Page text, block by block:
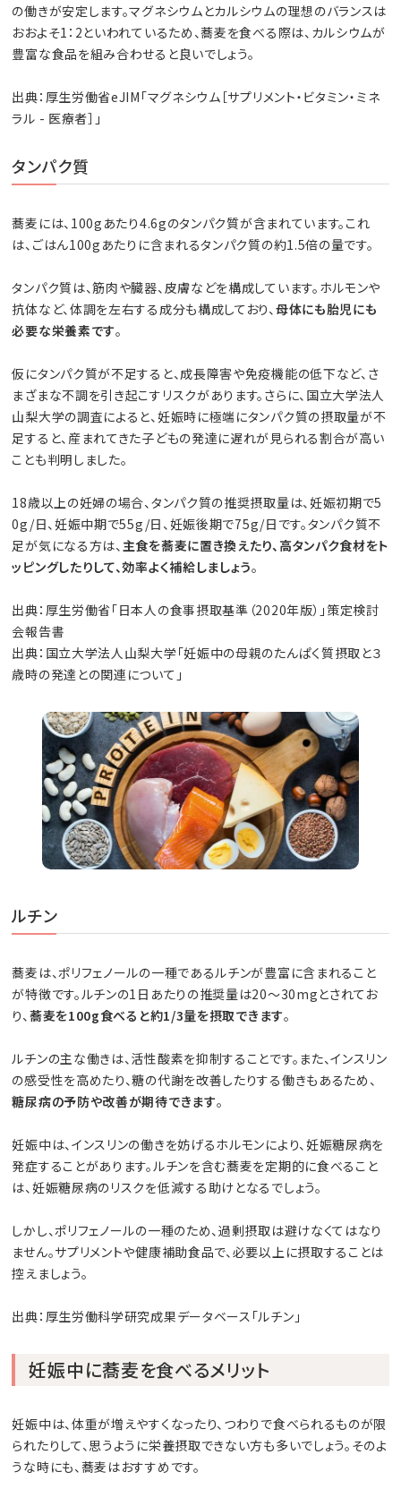
の働きが安定します。マグネシウムとカルシウムの理想のバランスは
おおよそ1：2といわれているため、蕎麦を食べる際は、カルシウムが
豊富な食品を組み合わせると良いでしょう。
出典：厚生労働省eJIM「マグネシウム［サプリメント・ビタミン・ミネ
ラル - 医療者］」
タンパク質
蕎麦には、100gあたり4.6gのタンパク質が含まれています。これ
は、ごはん100gあたりに含まれるタンパク質の約1.5倍の量です。
タンパク質は、筋肉や臓器、皮膚などを構成しています。ホルモンや
抗体など、体調を左右する成分も構成しており、 母体にも胎児にも
必要な栄養素です。
仮にタンパク質が不足すると、成長障害や免疫機能の低下など、さ
まざまな不調を引き起こすリスクがあります。さらに、国立大学法人
山梨大学の調査によると、妊娠時に極端にタンパク質の摂取量が不
足すると、産まれてきた子どもの発達に遅れが見られる割合が高い
ことも判明しました。
18歳以上の妊婦の場合、タンパク質の推奨摂取量は、妊娠初期で5
0g/日、妊娠中期で55g/日、妊娠後期で75g/日です。タンパク質不
足が気になる方は、 主食を蕎麦に置き換えたり、高タンパク食材をト
ッピングしたりして、効率よく補給しましょう。
出典：厚生労働省「日本人の食事摂取基準（2020年版）」策定検討
会報告書
出典：国立大学法人山梨大学「妊娠中の母親のたんぱく質摂取と３
歳時の発達との関連について」
ルチン
蕎麦は、ポリフェノールの一種であるルチンが豊富に含まれること
が特徴です。ルチンの1日あたりの推奨量は20〜30mgとされてお
り、蕎麦を100g食べると約1/3量を摂取できます。
ルチンの主な働きは、活性酸素を抑制することです。また、インスリン
の感受性を高めたり、糖の代謝を改善したりする働きもあるため、
糖尿病の予防や改善が期待できます。
妊娠中は、インスリンの働きを妨げるホルモンにより、妊娠糖尿病を
発症することがあります。ルチンを含む蕎麦を定期的に食べること
は、妊娠糖尿病のリスクを低減する助けとなるでしょう。
しかし、ポリフェノールの一種のため、過剰摂取は避けなくてはなり
ません。サプリメントや健康補助食品で、必要以上に摂取することは
控えましょう。
出典：厚生労働科学研究成果データベース「ルチン」
妊娠中に蕎麦を食べるメリット
妊娠中は、体重が増えやすくなったり、つわりで食べられるものが限
られたりして、思うように栄養摂取できない方も多いでしょう。そのよ
うな時にも、蕎麦はおすすめです。